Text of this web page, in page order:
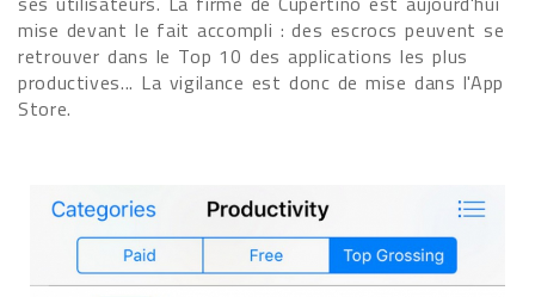
mise devant le fait accompli : des escrocs peuvent se
retrouver dans le Top 10 des applications les plus
productives... La vigilance est donc de mise dans l'App
Store.